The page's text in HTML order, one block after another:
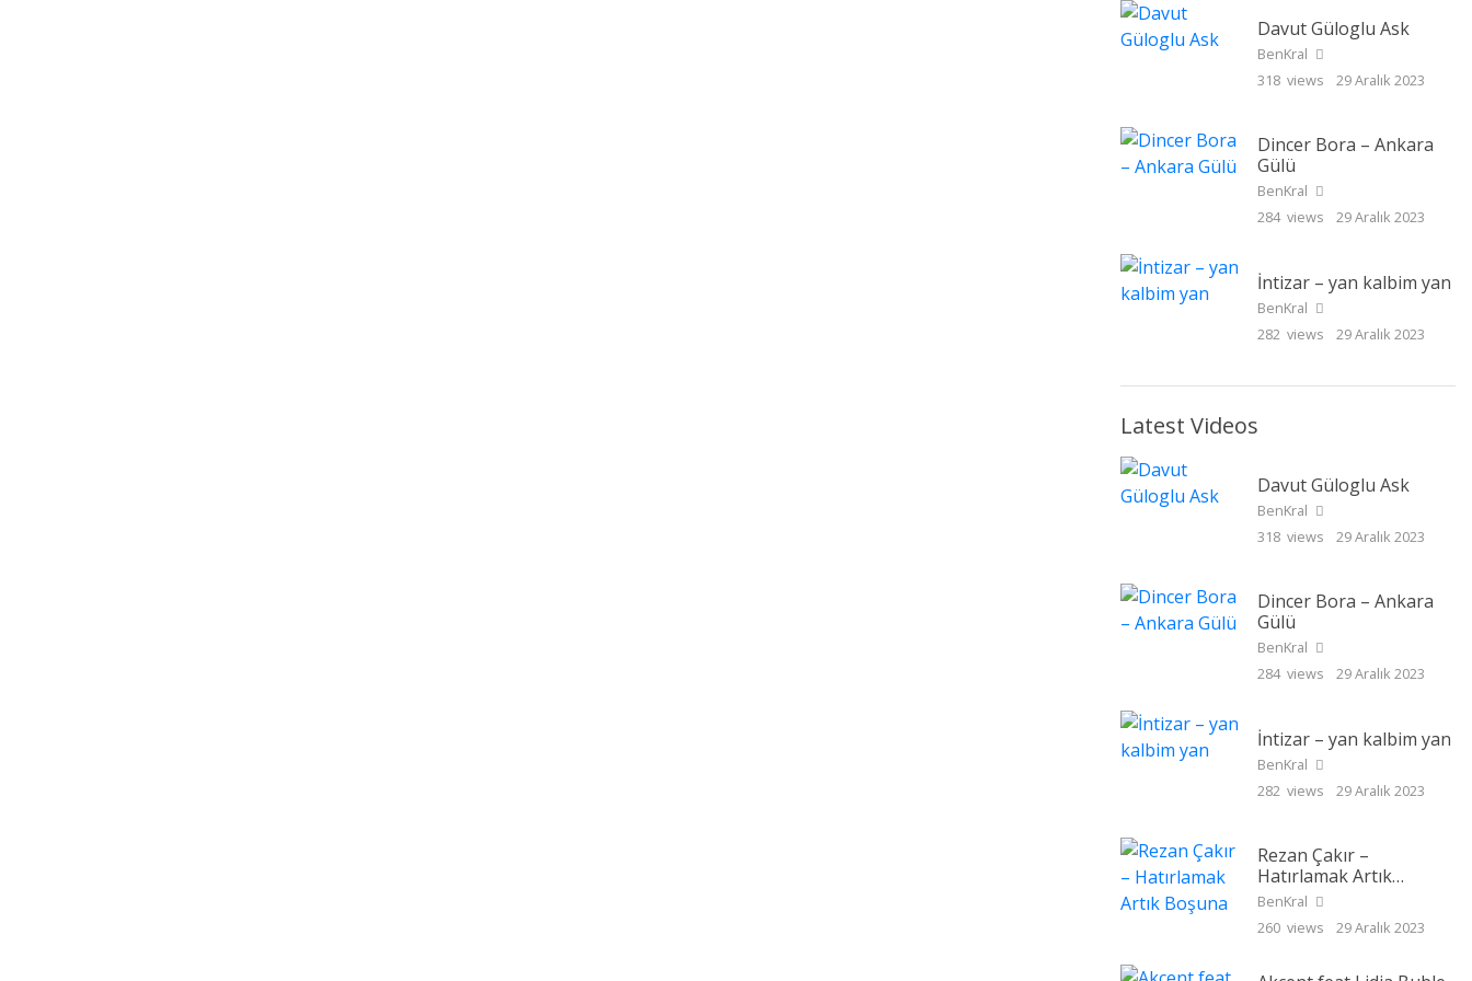
Davut Güloglu Ask
BenKral
318 views
29 Aralık 2023
Dincer Bora – Ankara
Gülü
BenKral
284 views
29 Aralık 2023
İntizar – yan kalbim yan
BenKral
282 views
29 Aralık 2023
Latest Videos
Davut Güloglu Ask
BenKral
318 views
29 Aralık 2023
Dincer Bora – Ankara
Gülü
BenKral
284 views
29 Aralık 2023
İntizar – yan kalbim yan
BenKral
282 views
29 Aralık 2023
Rezan Çakır –
Hatırlamak Artık
Boşuna
BenKral
260 views
29 Aralık 2023